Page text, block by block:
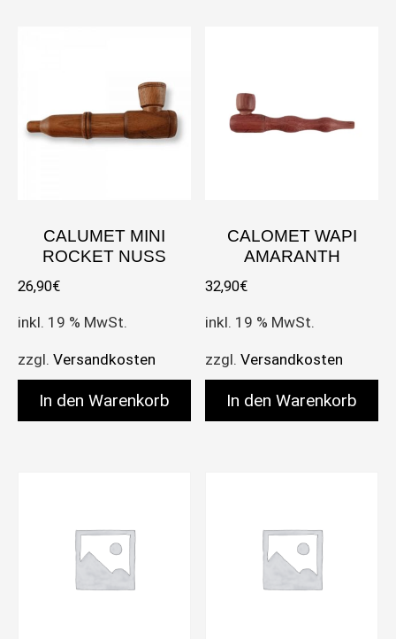
CALUMET MINI
ROCKET NUSS
26,90€
inkl. 19 % MwSt.
zzgl. Versandkosten
In den Warenkorb
CALOMET WAPI
AMARANTH
32,90€
inkl. 19 % MwSt.
zzgl.Versandkosten
In den Warenkorb